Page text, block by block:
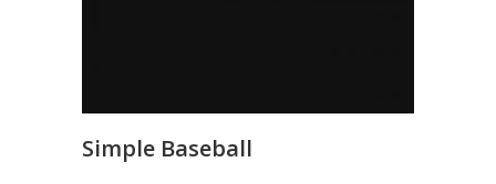
Simple Baseball